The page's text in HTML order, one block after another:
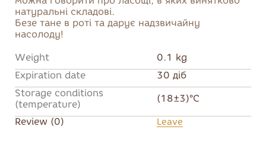
натуральні складові.
Безе тане в роті та дарує надзвичайну
насолоду!
Weight
0.1 kg
Expiration date
30 діб
Storage conditions
(temperature)
(18±3)°C
Review (0) Leave